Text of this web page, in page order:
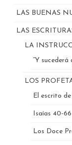
LAS BUENAS
LAS
LA
“Y
LOS
El escrito
Isaías 40-66
Los Doce